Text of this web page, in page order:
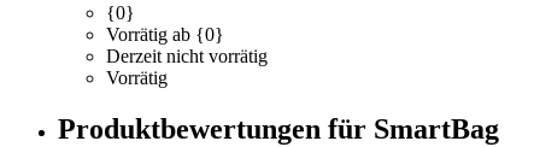
{0}
Vorrätig ab {0}
Derzeit nicht vorrätig
Vorrätig
Produktbewertungen für SmartBag